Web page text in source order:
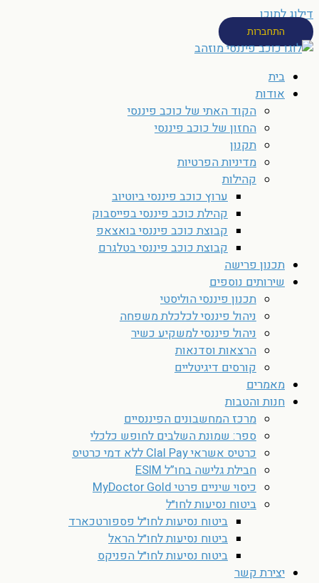
דילוג לתוכן
התחברות
בית
אודות
הקוד האתי של כוכב פיננסי
החזון של כוכב פיננסי
תקנון
מדיניות הפרטיות
קהילות
ערוץ כוכב פיננסי ביוטיוב
קהילת כוכב פיננסי בפייסבוק
קבוצת כוכב פיננסי בואצאפ
קבוצת כוכב פיננסי בטלגרם
תכנון פרישה
שירותים נוספים
תכנון פיננסי הוליסטי
ניהול פיננסי לכלכלת משפחה
ניהול פיננסי למשקיע כשיר
הרצאות וסדנאות
קורסים דיגיטליים
מאמרים
חנות והטבות
מרכז המחשבונים הפיננסיים
ספר: שמונת השלבים לחופש כלכלי
כרטיס אשראי Clal Pay ללא דמי כרטיס
חבילת גלישה בחו”ל ESIM
כיסוי שיניים פרטי MyDoctor Gold
ביטוח נסיעות לחו״ל
ביטוח נסיעות לחו״ל פספורטכארד
ביטוח נסיעות לחו״ל הראל
ביטוח נסיעות לחו״ל הפניקס
יצירת קשר